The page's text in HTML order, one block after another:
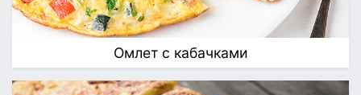
Омлет с кабачками